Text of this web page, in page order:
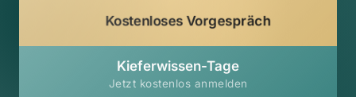
Kostenloses Vorgespräch
Kieferwissen-Tage
Jetzt kostenlos anmelden